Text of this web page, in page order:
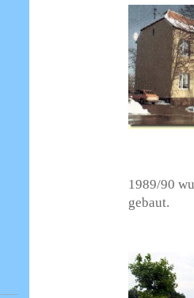
1989/90
gebaut.